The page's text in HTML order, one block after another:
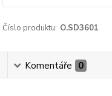
Číslo produktu: O.SD3601
Komentáře 0